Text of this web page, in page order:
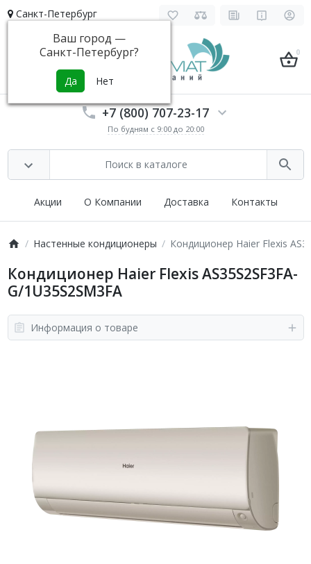
Санкт-Петербург
Ваш город —
Санкт-Петербург? 0
+7 (800) 707-23-17
По будням с 9:00 до 20:00
Акции О Компании Доставка Контакты
Настенные кондиционеры Кондиционер Haier Flexis
Кондиционер Haier Flexis AS35S2SF3FA-
G/1U35S2SM3FA
Информация о товаре